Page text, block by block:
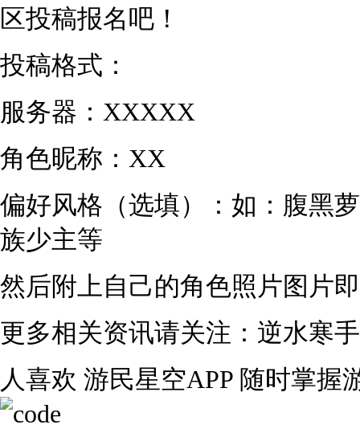
区投稿报名吧！
投稿格式：
服务器：XXXXX
角色昵称：XX
偏好风格（选填）：如：腹黑
族少主等
然后附上自己的角色照片图片
更多相关资讯请关注：逆水寒
人喜欢 游民星空APP 随时掌握